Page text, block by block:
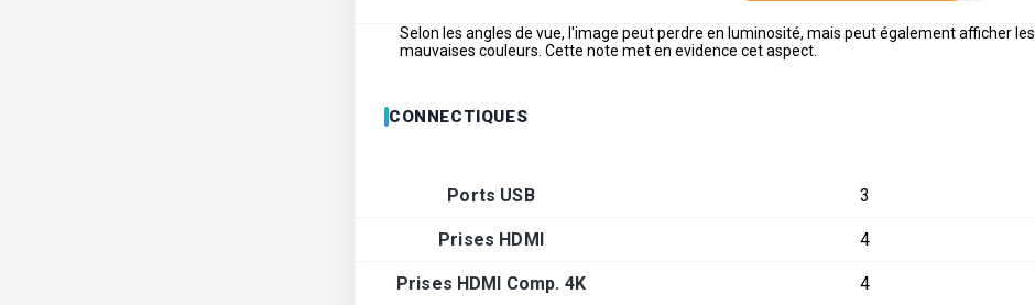
Selon les angles de vue, l'image peut perdre en luminosité, mais peut également afficher les
mauvaises couleurs. Cette note met en evidence cet aspect.
CONNECTIQUES
Ports USB 3
Prises HDMI 4
Prises HDMI Comp. 4K 4